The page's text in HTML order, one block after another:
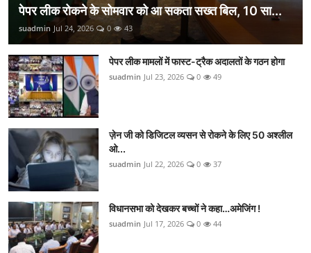
पेपर लीक रोकने के सोमवार को आ सकता सख्त बिल, 10 सा...
suadmin Jul 24, 2026 0 43
पेपर लीक मामलों में फास्ट-ट्रैक अदालतों के गठन होगा
suadmin Jul 23, 2026 0 49
ज़ेन जी को डिजिटल व्यसन से रोकने के लिए 50 अश्लील
ओ...
suadmin Jul 22, 2026 0 37
विधानसभा को देखकर बच्चों ने कहा…अमेजिंग !
suadmin Jul 17, 2026 0 44